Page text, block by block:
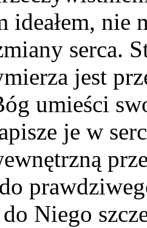
ideałem, nie
serca.
jest
umieści
je w
Niego